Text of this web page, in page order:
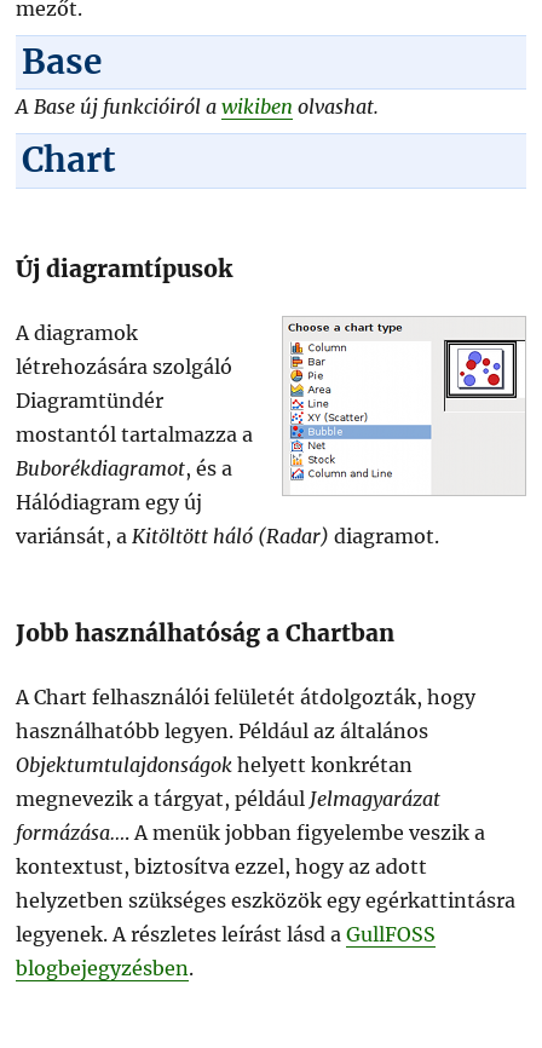
mezőt.
Base
A Base új funkcióiról awikiben olvashat.
Chart
Új diagramtípusok
A diagramok
létrehozására szolgáló
Diagramtündér
mostantól tartalmazza a
Buborékdiagramot, és a
Hálódiagram egy új
variánsát, a Kitöltött háló (Radar) diagramot.
Jobb használhatóság a Chartban
A Chart felhasználói felületét átdolgozták, hogy
használhatóbb legyen. Például az általános
Objektumtulajdonságok helyett konkrétan
megnevezik a tárgyat, például Jelmagyarázat
formázása…. A menük jobban figyelembe veszik a
kontextust, biztosítva ezzel, hogy az adott
helyzetben szükséges eszközök egy egérkattintásra
legyenek. A részletes leírást lásd aGullFOSS
blogbejegyzésben.